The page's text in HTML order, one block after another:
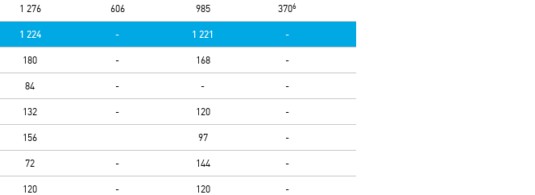
1 276 606 985 3706
1 224 - 1 221 -
180 - 168 -
84 - - -
132 - 120 -
156 97 -
72 - 144 -
120 - 120 -